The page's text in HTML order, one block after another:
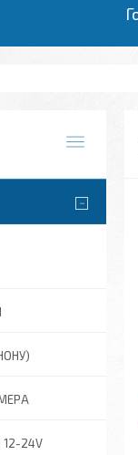
12-24V